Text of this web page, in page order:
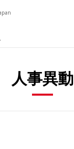
人事異動